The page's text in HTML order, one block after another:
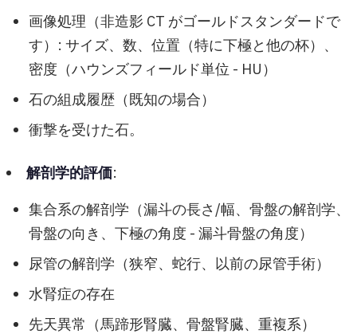
画像処理（非造影 CT がゴールドスタンダードで
す）: サイズ、数、位置（特に下極と他の杯）、
密度（ハウンズフィールド単位 - HU）
石の組成履歴（既知の場合）
衝撃を受けた石。
解剖学的評価:
集合系の解剖学（漏斗の長さ/幅、骨盤の解剖学、
骨盤の向き、下極の角度 - 漏斗骨盤の角度）
尿管の解剖学（狭窄、蛇行、以前の尿管手術）
水腎症の存在
先天異常（馬蹄形腎臓、骨盤腎臓、重複系）